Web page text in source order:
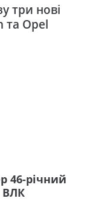
три нові
та Opel
46-річний
ВЛК